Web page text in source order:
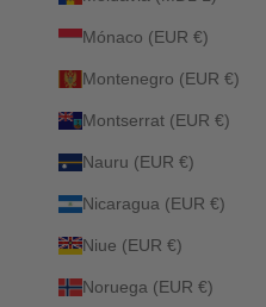
Mónaco (EUR €)
Montenegro (EUR €)
Montserrat (EUR €)
Nauru (EUR €)
Nicaragua (EUR €)
Niue (EUR €)
Noruega (EUR €)